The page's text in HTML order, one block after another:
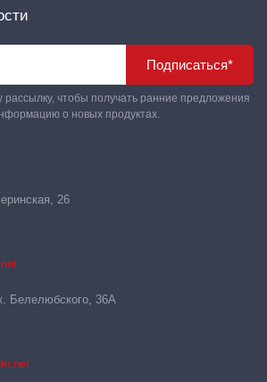
Подписаться*
чтобы получать ранние предложения
о новых продуктах.
26
Белелюбского, 36А